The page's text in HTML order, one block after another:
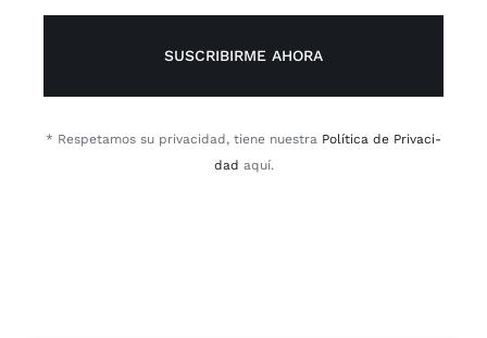
SUSCRIBIRME AHORA
* Res­pe­ta­mos su pri­va­ci­dad, tie­ne nues­tra Polí­ti­ca de Pri­va­ci­
dad aquí.